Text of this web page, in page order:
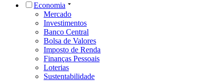
Economia
Mercado
Investimentos
Banco Central
Bolsa de Valores
Imposto de Renda
Finanças Pessoais
Loterias
Sustentabilidade